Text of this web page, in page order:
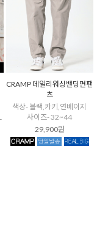
CRAMP 데일리워싱밴딩면팬
츠
색상- 블랙,카키,연베이지
사이즈- 32~44
29,900원